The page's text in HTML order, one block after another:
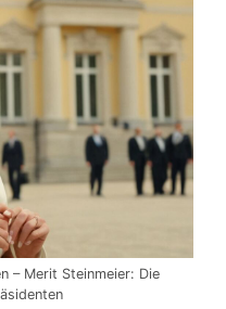
– Merit Steinmeier: Die